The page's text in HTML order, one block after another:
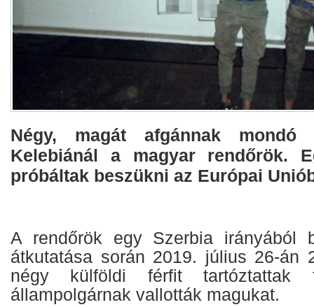
Négy, magát afgánnak
Kelebiánál a magyar rendőrök.
próbáltak beszükni az Európai
A rendőrök egy Szerbia irányából
átkutatása során 2019. július 26-án
négy külföldi férfit
állampolgárnak vallották magukat.